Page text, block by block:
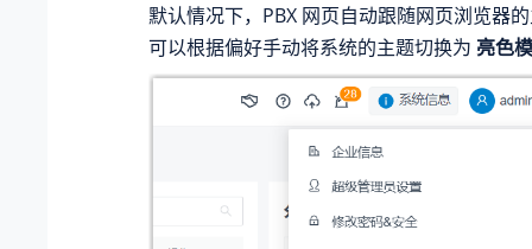
默认情况下，PBX 网页自动跟随网页浏览器
可以根据偏好手动将系统的主题切换为 亮色